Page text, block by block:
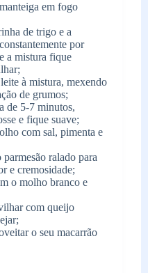
em fogo
de trigo e a
por
a mistura fique
à mistura, mexendo
de grumos;
de 5-7 minutos,
e fique suave;
com sal, pimenta e
ralado para
e cremosidade;
o molho branco e
com queijo
o seu macarrão